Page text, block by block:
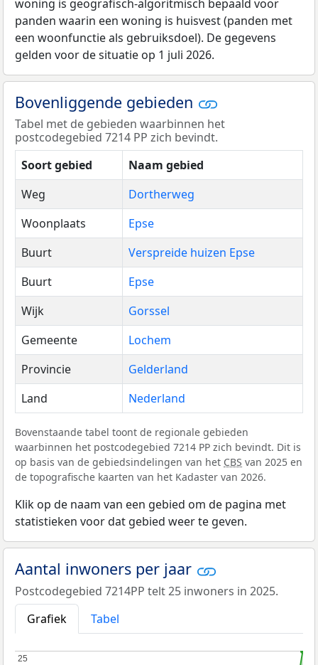
woning is geografisch-algoritmisch bepaald voor
panden waarin een woning is huisvest (panden met
een woonfunctie als gebruiksdoel). De gegevens
gelden voor de situatie op 1 juli 2026.
Bovenliggende gebieden
Tabel met de gebieden waarbinnen het
postcodegebied 7214 PP zich bevindt.
Soort gebied
Naam gebied
Weg
Dortherweg
Woonplaats
Epse
Buurt
Verspreide huizen Epse
Buurt
Epse
Wijk
Gorssel
Gemeente
Lochem
Provincie
Gelderland
Land
Nederland
Bovenstaande tabel toont de regionale gebieden
waarbinnen het postcodegebied 7214 PP zich bevindt. Dit is
op basis van de gebiedsindelingen van het CBS van 2025 en
de topografische kaarten van het Kadaster van 2026.
Klik op de naam van een gebied om de pagina met
statistieken voor dat gebied weer te geven.
Aantal inwoners per jaar
Postcodegebied 7214PP telt 25 inwoners in 2025.
Grafiek
Tabel
25
25